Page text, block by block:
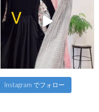
Instagram でフォロー